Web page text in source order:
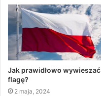
Jak prawidłowo wywieszać
flagę?
2 maja, 2024